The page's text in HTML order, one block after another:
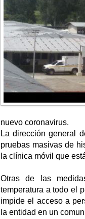
nuevo coronavirus.
La dirección general
pruebas masivas de
la clínica móvil que
Otras de las
temperatura a todo el
impide el acceso a
la entidad en un